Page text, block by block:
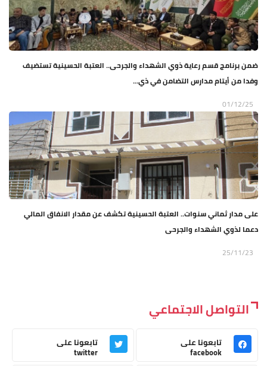
ضمن برنامج قسم رعاية ذوي الشهداء والجرحى.. العتبة الحسينية تستضيف
وفدا من أيتام مدارس التضامن في ذي...
01/12/25
على مدار ثماني سنوات.. العتبة الحسينية تكشف عن مقدار الانفاق المالي
دعما لذوي الشهداء والجرحى
25/11/23
التواصل الاجتماعي
تابعونا على
facebook
تابعونا على
twitter